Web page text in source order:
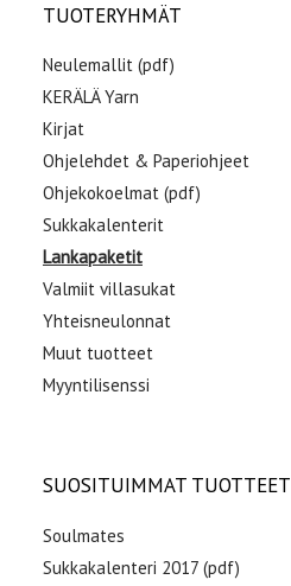
TUOTERYHMÄT
Neulemallit (pdf)
KERÄLÄ Yarn
Kirjat
Ohjelehdet & Paperiohjeet
Ohjekokoelmat (pdf)
Sukkakalenterit
Lankapaketit
Valmiit villasukat
Yhteisneulonnat
Muut tuotteet
Myyntilisenssi
SUOSITUIMMAT TUOTTEET
Soulmates
Sukkakalenteri 2017 (pdf)